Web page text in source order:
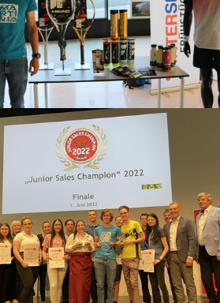
version